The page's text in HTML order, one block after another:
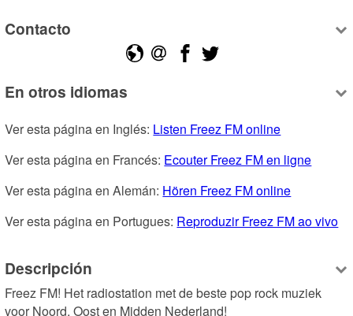
Contacto
En otros idiomas
Ver esta página en Inglés: Listen Freez FM online
Ver esta página en Francés: Ecouter Freez FM en ligne
Ver esta página en Alemán: Hören Freez FM online
Ver esta página en Portugues: Reproduzir Freez FM ao vivo
Descripción
Freez FM! Het radiostation met de beste pop rock muziek
voor Noord, Oost en Midden Nederland!